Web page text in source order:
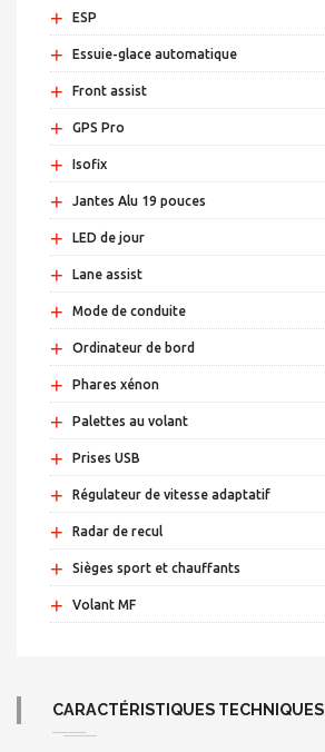
+ ESP
+ Essuie-glace automatique
+ Front assist
+ GPS Pro
+ Isofix
+ Jantes Alu 19 pouces
+ LED de jour
+ Lane assist
+ Mode de conduite
+ Ordinateur de bord
+ Phares xénon
+ Palettes au volant
+ Prises USB
+ Régulateur de vitesse adaptatif
+ Radar de recul
+ Sièges sport et chauffants
+ Volant MF
CARACTÉRISTIQUES TECHNIQUES